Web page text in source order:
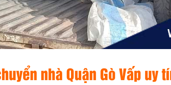
nhà Quận Gò Vấp uy